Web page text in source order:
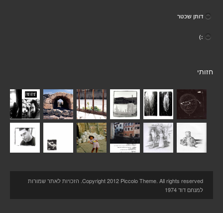
דותן שכטר
:)
חזותי
Copyright 2012 Piccolo Theme. All rights reserved. הזכויות לאתר שמורות
למנחם דוד 1974